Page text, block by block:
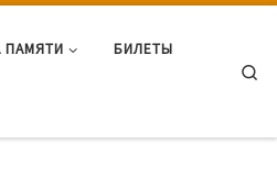
ПАМЯТИ БИЛЕТЫ